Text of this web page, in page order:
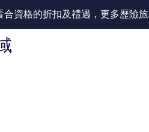
篇
評
價
合資格的折扣及禮遇，更多歷險